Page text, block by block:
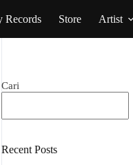
Records Store Artist
Cari
Recent Posts